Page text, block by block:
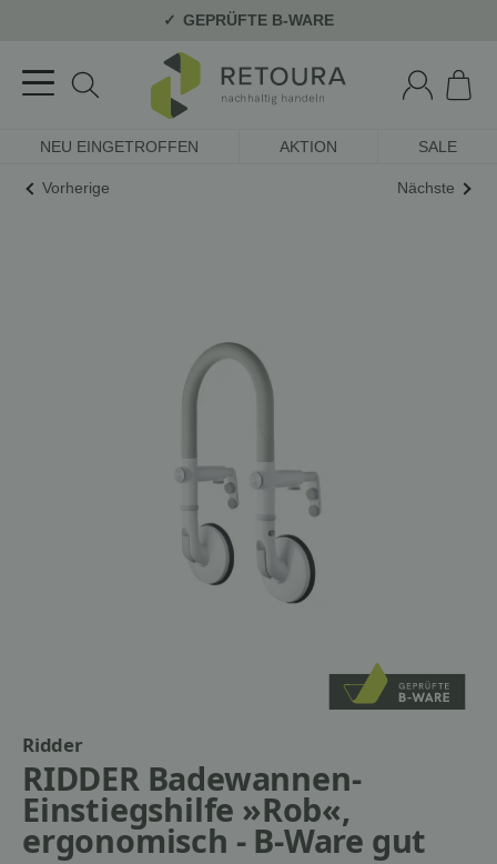
GEPRÜFTE B-WARE
NEU EINGETROFFEN AKTION SALE
Vorherige Nächste
Ridder
RIDDER Badewannen-
Einstiegshilfe »Rob«,
ergonomisch - B-Ware gut